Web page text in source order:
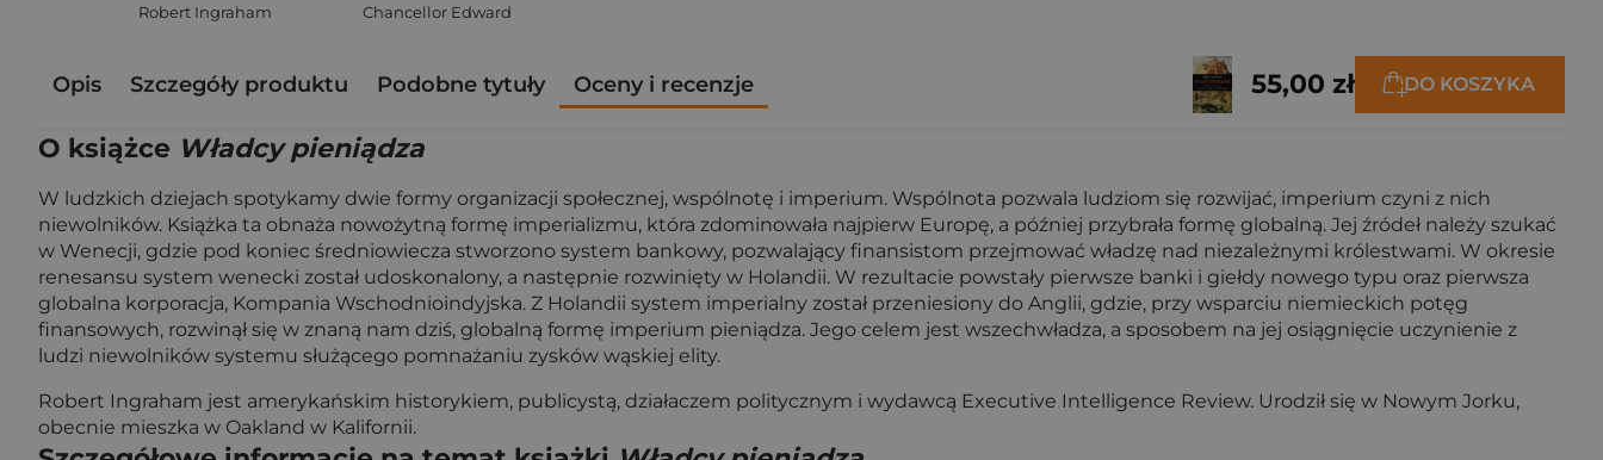
Robert Ingraham Chancellor Edward
Opis Szczegóły produktu Podobne tytuły Oceny i recenzje 55,00 zł DO KOSZYKA
O książce Władcy pieniądza
W ludzkich dziejach spotykamy dwie formy organizacji społecznej, wspólnotę i imperium. Wspólnota pozwala ludziom się rozwijać, imperium czyni z nich
niewolników. Książka ta obnaża nowożytną formę imperializmu, która zdominowała najpierw Europę, a później przybrała formę globalną. Jej źródeł należy szukać
w Wenecji, gdzie pod koniec średniowiecza stworzono system bankowy, pozwalający finansistom przejmować władzę nad niezależnymi królestwami. W okresie
renesansu system wenecki został udoskonalony, a następnie rozwinięty w Holandii. W rezultacie powstały pierwsze banki i giełdy nowego typu oraz pierwsza
globalna korporacja, Kompania Wschodnioindyjska. Z Holandii system imperialny został przeniesiony do Anglii, gdzie, przy wsparciu niemieckich potęg
finansowych, rozwinął się w znaną nam dziś, globalną formę imperium pieniądza. Jego celem jest wszechwładza, a sposobem na jej osiągnięcie uczynienie z
ludzi niewolników systemu służącego pomnażaniu zysków wąskiej elity.
Robert Ingraham jest amerykańskim historykiem, publicystą, działaczem politycznym i wydawcą Executive Intelligence Review. Urodził się w Nowym Jorku,
obecnie mieszka w Oakland w Kalifornii.